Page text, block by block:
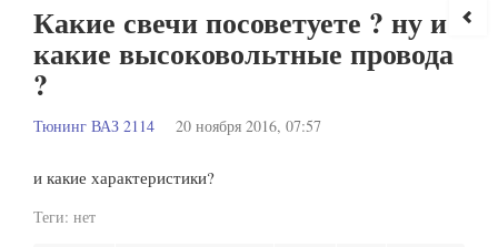
Какие свечи посоветуете ? ну и
какие высоковольтные провода
?
Тюнинг ВАЗ 2114 20 ноября 2016, 07:57
и какие характеристики?
Теги: нет